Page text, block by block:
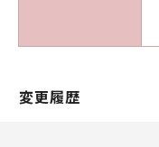
変更履歴